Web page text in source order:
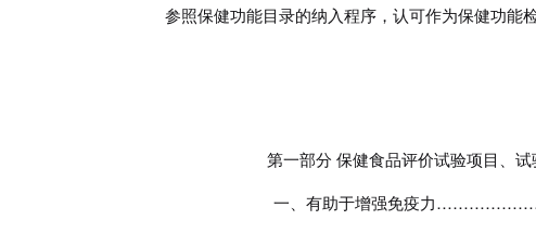
参照保健功能目录的纳入程序，认可作为保健功能
第一部分 保健食品评价试验项目、
一、有助于增强免疫力